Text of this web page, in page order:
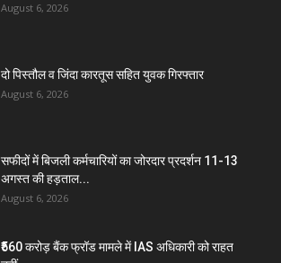
August 6, 2026
दो पिस्तौल व जिंदा कारतूस सहित युवक गिरफ्तार
August 6, 2026
सफीदों में बिजली कर्मचारियों का जोरदार प्रदर्शन 11-13
अगस्त की हड़ताल...
August 6, 2026
₹560 करोड़ बैंक फ्रॉड मामले में IAS अधिकारी को राहत